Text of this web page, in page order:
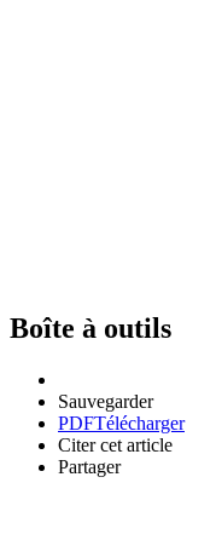
Boîte à outils
Sauvegarder
PDFTélécharger
Citer cet article
Partager